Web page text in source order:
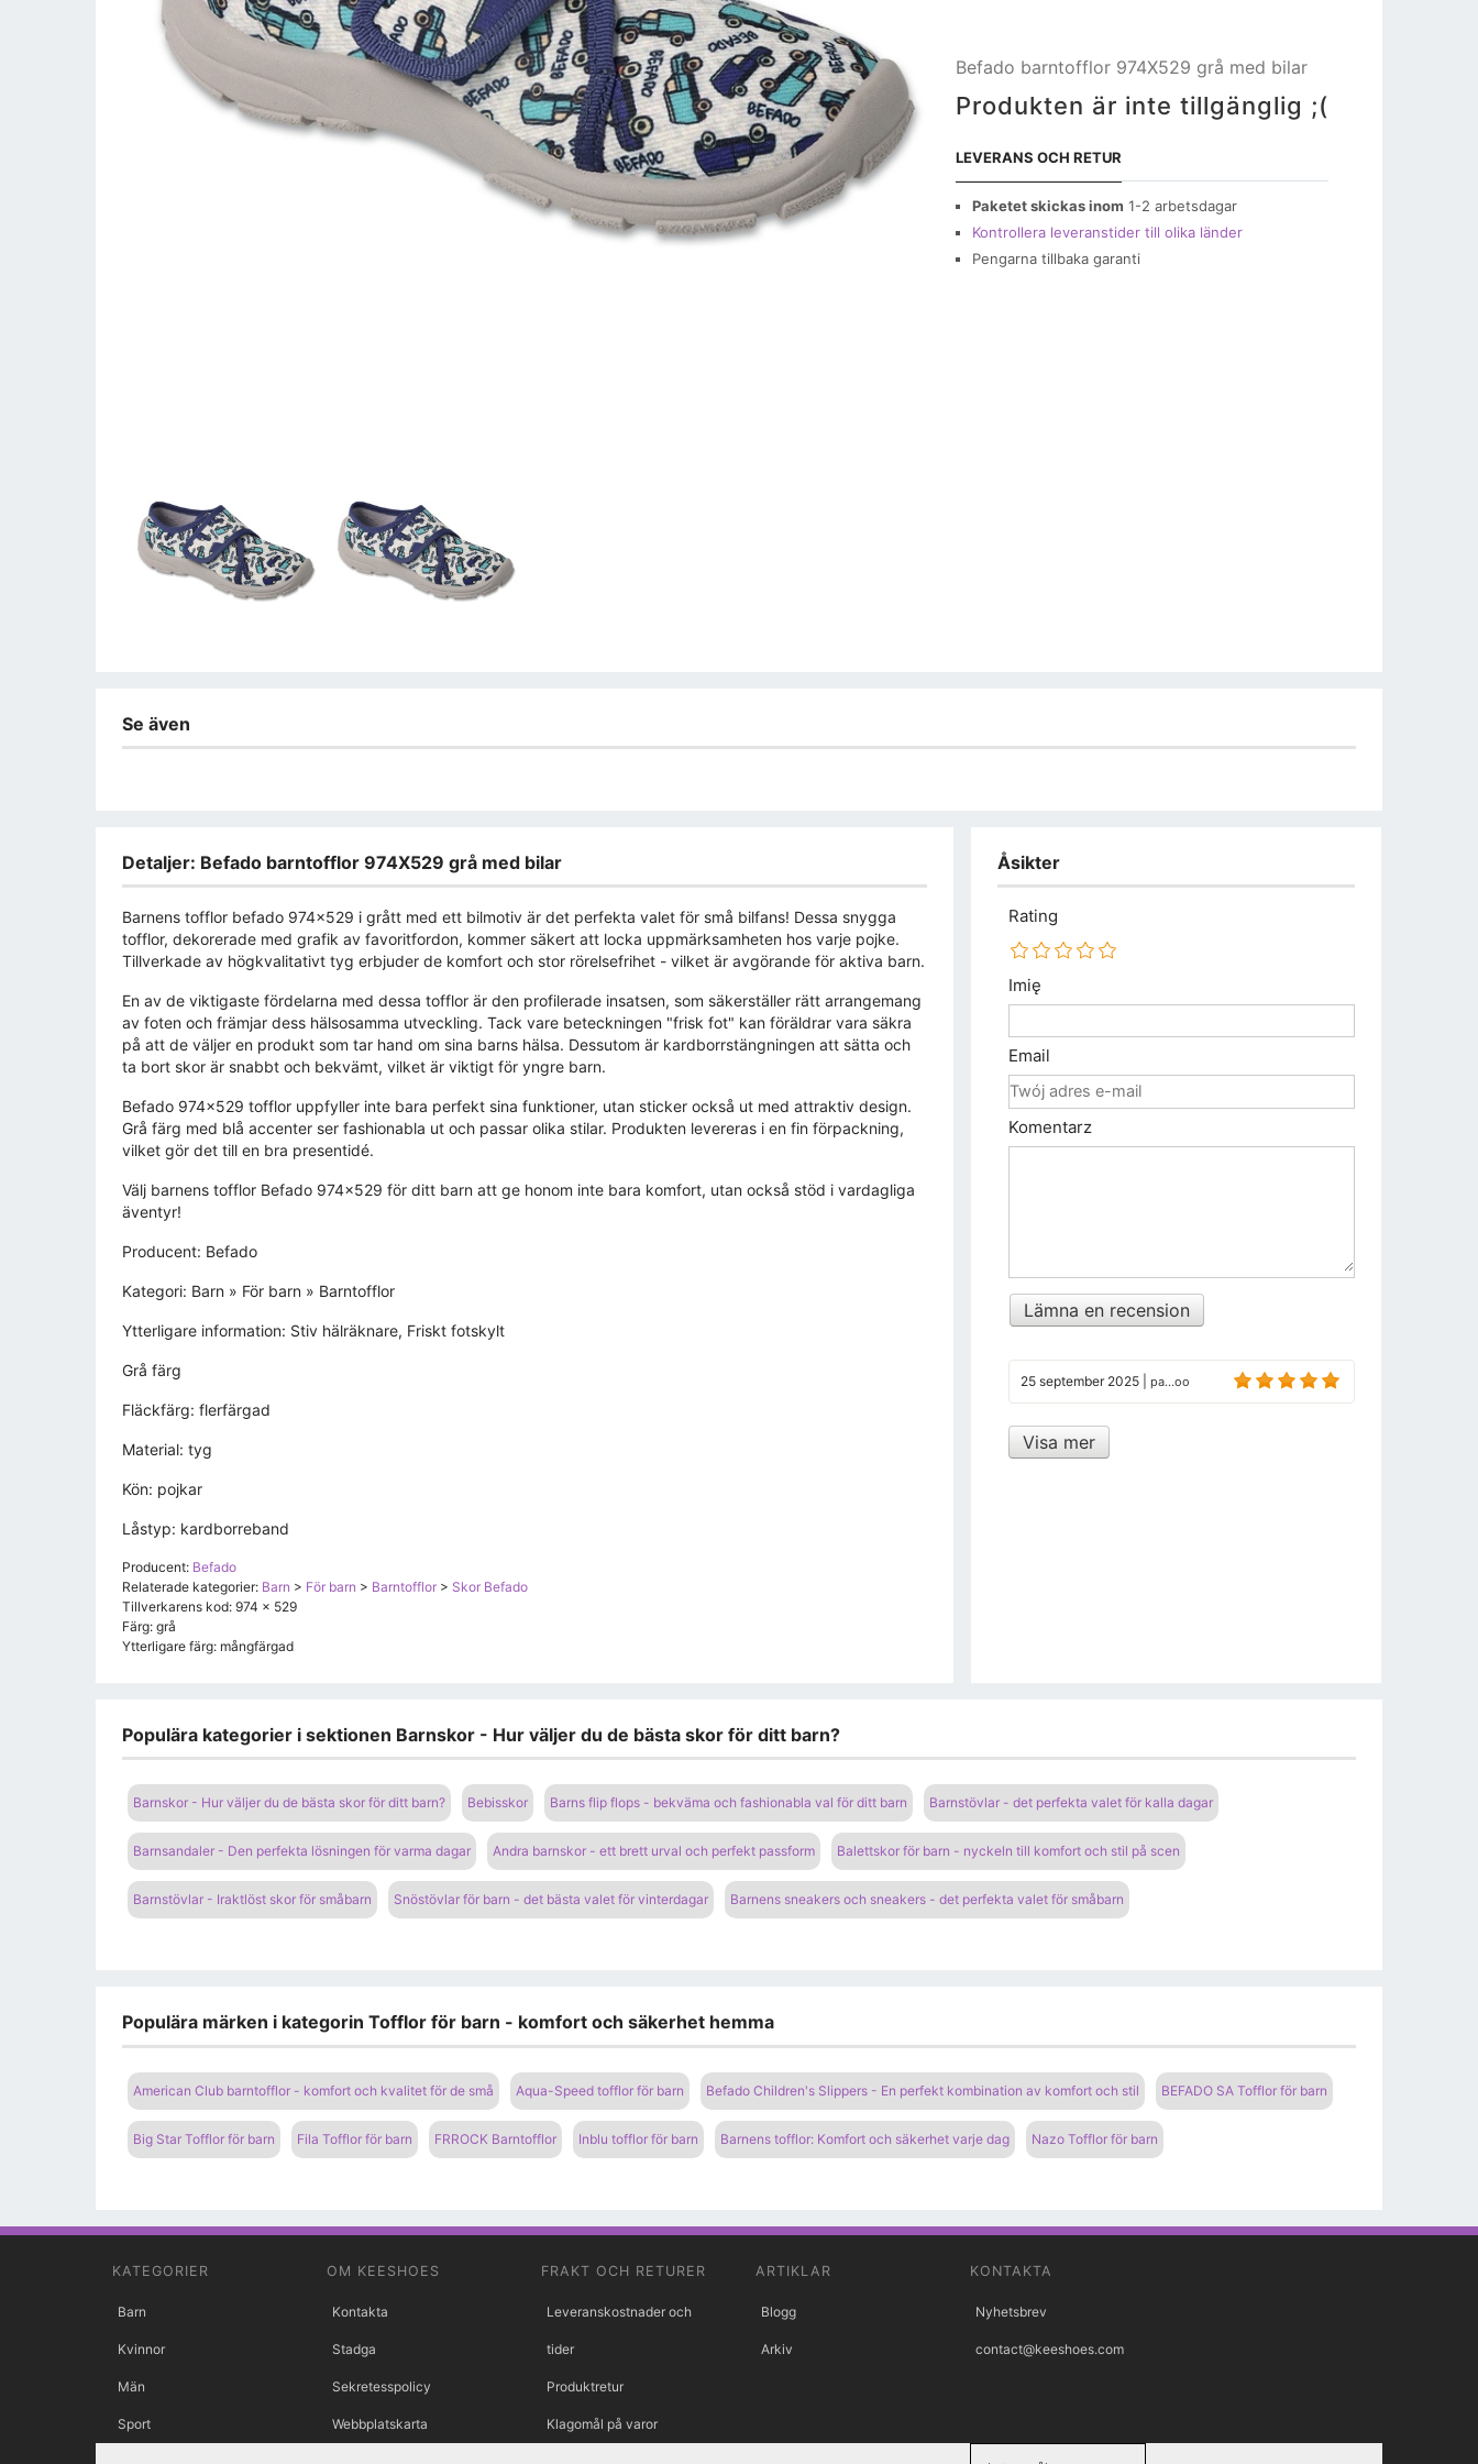
Befado barntofflor 974X529 grå med bilar
Produkten är inte tillgänglig ;(
LEVERANS OCH RETUR
Paketet skickas inom 1-2 arbetsdagar
Kontrollera leveranstider till olika länder
Pengarna tillbaka garanti
Se även
Detaljer: Befado barntofflor 974X529 grå med bilar
Barnens tofflor befado 974x529 i grått med ett bilmotiv är det perfekta valet för små bilfans! Dessa snygga
tofflor, dekorerade med grafik av favoritfordon, kommer säkert att locka uppmärksamheten hos varje pojke.
Tillverkade av högkvalitativt tyg erbjuder de komfort och stor rörelsefrihet - vilket är avgörande för aktiva barn.
En av de viktigaste fördelarna med dessa tofflor är den profilerade insatsen, som säkerställer rätt arrangemang
av foten och främjar dess hälsosamma utveckling. Tack vare beteckningen "frisk fot" kan föräldrar vara säkra
på att de väljer en produkt som tar hand om sina barns hälsa. Dessutom är kardborrstängningen att sätta och
ta bort skor är snabbt och bekvämt, vilket är viktigt för yngre barn.
Befado 974x529 tofflor uppfyller inte bara perfekt sina funktioner, utan sticker också ut med attraktiv design.
Grå färg med blå accenter ser fashionabla ut och passar olika stilar. Produkten levereras i en fin förpackning,
vilket gör det till en bra presentidé.
Välj barnens tofflor Befado 974x529 för ditt barn att ge honom inte bara komfort, utan också stöd i vardagliga
äventyr!
Producent: Befado
Kategori: Barn » För barn » Barntofflor
Ytterligare information: Stiv hälräknare, Friskt fotskylt
Grå färg
Fläckfärg: flerfärgad
Material: tyg
Kön: pojkar
Låstyp: kardborreband
Producent: Befado
Relaterade kategorier: Barn > För barn > Barntofflor > Skor Befado
Tillverkarens kod: 974 x 529
Färg: grå
Ytterligare färg: mångfärgad
Åsikter
Rating
Imię
Email
Komentarz
Lämna en recension
25 september 2025 pa...oo
Visa mer
Populära kategorier i sektionen Barnskor - Hur väljer du de bästa skor för ditt barn?
Barnskor - Hur väljer du de bästa skor för ditt barn? Bebisskor Barns flip flops - bekväma och fashionabla val för ditt barn Barnstövlar - det perfekta valet för kalla dagar
Barnsandaler - Den perfekta lösningen för varma dagar Andra barnskor - ett brett urval och perfekt passform Balettskor för barn - nyckeln till komfort och stil på scen
Barnstövlar - Iraktlöst skor för småbarn Snöstövlar för barn - det bästa valet för vinterdagar Barnens sneakers och sneakers - det perfekta valet för småbarn
Populära märken i kategorin Tofflor för barn - komfort och säkerhet hemma
American Club barntofflor - komfort och kvalitet för de små Aqua-Speed ​​​​tofflor för barn Befado Children's Slippers - En perfekt kombination av komfort och stil BEFADO SA Tofflor för barn
Big Star Tofflor för barn Fila Tofflor för barn FRROCK Barntofflor Inblu tofflor för barn Barnens tofflor: Komfort och säkerhet varje dag Nazo Tofflor för barn
KATEGORIER
Barn
Kvinnor
Män
Sport
OM KEESHOES
Kontakta
Stadga
Sekretesspolicy
Webbplatskarta
FRAKT OCH RETURER
Leveranskostnader och
tider
Produktretur
Klagomål på varor
ARTIKLAR
Blogg
Arkiv
KONTAKTA
Nyhetsbrev
contact@keeshoes.com